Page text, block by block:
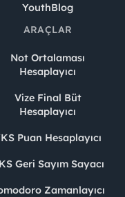
YouthBlog
ARAÇLAR
Not Ortalaması
Hesaplayıcı
Vize Final Büt
Hesaplayıcı
Puan Hesaplayıcı
Geri Sayım Sayacı
Zamanlayıcı